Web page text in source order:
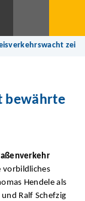
bewährte
vorbildliches
Hendele als
Ralf Schefzig